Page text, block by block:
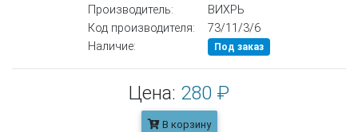
Производитель:
ВИХРЬ
Код производителя:
73/11/3/6
Наличие:
Под заказ
Цена: 280 ₽
В корзину